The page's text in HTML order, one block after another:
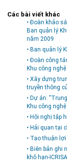
Các bài viết khác
• Đoàn khảo
Ban quản lý
năm 2009
• Ban quản lý
• Đoàn công
Khu công
• Xây dựng
truyền thông
• Dự án:
Khu công
• Hội nghị tập
• Hải quan tại
• Tạo thuận
• Biên bản ghi
khô hạn-